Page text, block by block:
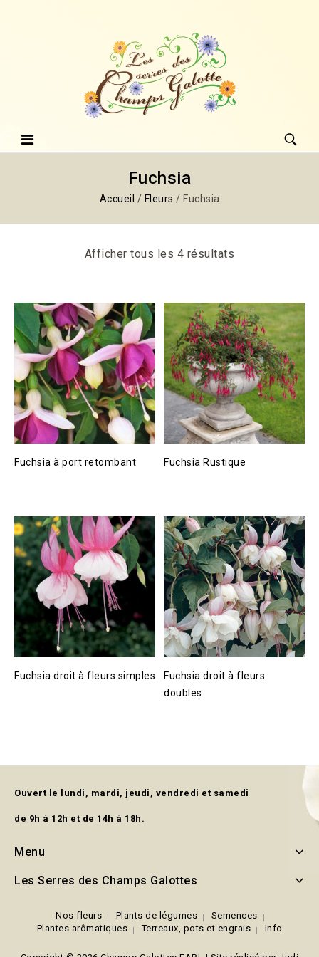
Fuchsia
Accueil / Fleurs / Fuchsia
Afficher tous les 4 résultats
Fuchsia à port retombant Fuchsia Rustique
Fuchsia droit à fleurs simples
Fuchsia droit à fleurs
doubles
Ouvert le lundi, mardi, jeudi, vendredi et samedi
de 9h à 12h et de 14h à 18h.
Menu
Les Serres des Champs Galottes
Nos fleurs Plants de légumes
Semences
Plantes arômatiques
Terreaux, pots et engrais Info